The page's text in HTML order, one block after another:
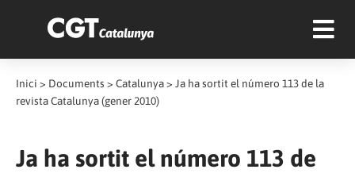
Inici > Documents > Catalunya> Ja ha sortit el número 113 de la
revista Catalunya (gener 2010)
Ja ha sortit el número 113 de